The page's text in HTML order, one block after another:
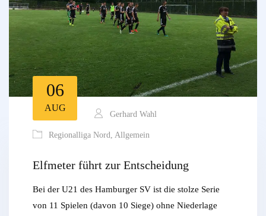
06
AUG
Gerhard Wahl
Regionalliga Nord Allgemein
Elfmeter führt zur Entscheidung
Bei der U21 des Hamburger SV ist die stolze Serie
von 11 Spielen (davon 10 Siege) ohne Niederlage